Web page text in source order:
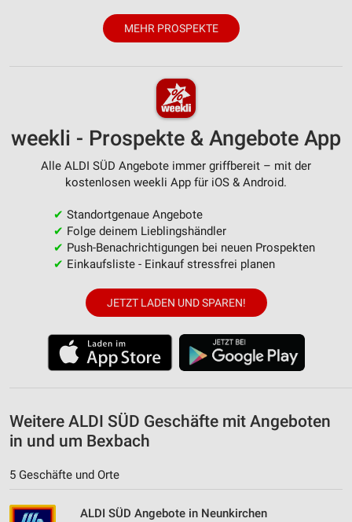
MEHR PROSPEKTE
weekli - Prospekte & Angebote App
Alle ALDI SÜD Angebote immer griffbereit – mit der
kostenlosen weekli App für iOS & Android.
✔ Standortgenaue Angebote
✔ Folge deinem Lieblingshändler
✔ Push-Benachrichtigungen bei neuen Prospekten
✔ Einkaufsliste - Einkauf stressfrei planen
JETZT LADEN UND SPAREN!
Weitere ALDI SÜD Geschäfte mit Angeboten
in und um Bexbach
5 Geschäfte und Orte
ALDI SÜD Angebote in Neunkirchen